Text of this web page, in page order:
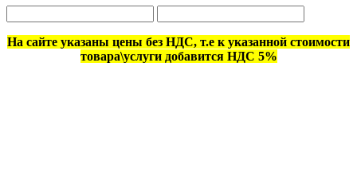
На сайте указаны цены без НДС, т.е к указанной стоимости
товара\услуги добавится НДС 5%